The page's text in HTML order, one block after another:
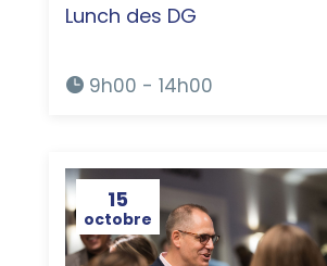
Lunch des DG
9h00 - 14h00
15
octobre